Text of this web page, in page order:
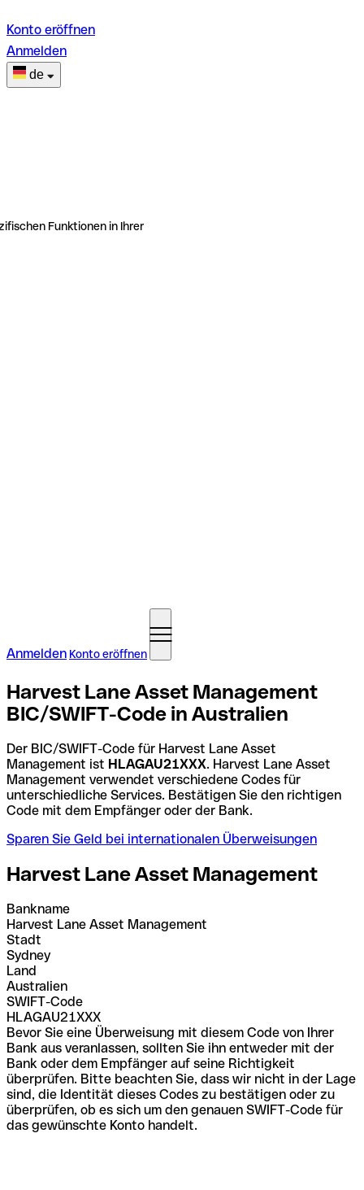
Konto eröffnen
Anmelden
de
Funktionen in Ihrer
Anmelden Konto eröffnen
Harvest Lane Asset Management
BIC/SWIFT-Code in Australien
Der BIC/SWIFT-Code für Harvest Lane Asset
Management ist HLAGAU21XXX. Harvest Lane Asset
Management verwendet verschiedene Codes für
unterschiedliche Services. Bestätigen Sie den richtigen
Code mit dem Empfänger oder der Bank.
Sparen Sie Geld bei internationalen Überweisungen
Harvest Lane Asset Management
Bankname
Harvest Lane Asset Management
Stadt
Sydney
Land
Australien
SWIFT-Code
HLAGAU21XXX
Bevor Sie eine Überweisung mit diesem Code von Ihrer
Bank aus veranlassen, sollten Sie ihn entweder mit der
Bank oder dem Empfänger auf seine Richtigkeit
überprüfen. Bitte beachten Sie, dass wir nicht in der Lage
sind, die Identität dieses Codes zu bestätigen oder zu
überprüfen, ob es sich um den genauen SWIFT-Code für
das gewünschte Konto handelt.